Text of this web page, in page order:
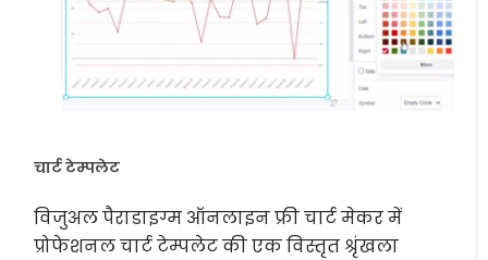
चार्ट टेम्पलेट
विजुअल पैराडाइग्म ऑनलाइन फ्री चार्ट मेकर में
प्रोफेशनल चार्ट टेम्पलेट की एक विस्तृत श्रृंखला